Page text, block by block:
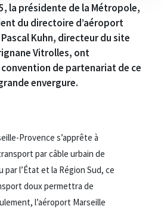
la présidente de la Métropole,
du directoire d’aéroport
Kuhn, directeur du site
Vitrolles, ont
de partenariat de ce
envergure.
Provence s’apprête à
par câble urbain de
l’État et la Région Sud, ce
doux permettra de
l’aéroport Marseille